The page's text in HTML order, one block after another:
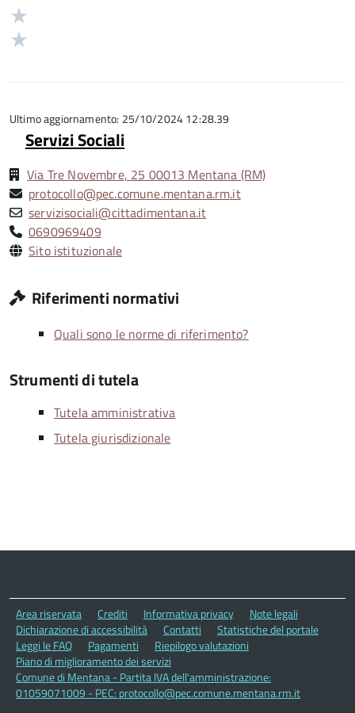
5
Ultimo aggiornamento: 25/10/2024 12:28.39
Servizi Sociali
Via Tre Novembre, 25 00013 Mentana (RM)
protocollo@pec.comune.mentana.rm.it
servizisociali@cittadimentana.it
0690969409
Sito istituzionale
Riferimenti normativi
Quali sono le norme di riferimento?
Strumenti di tutela
Tutela amministrativa
Tutela giurisdizionale
Area riservata Crediti Informativa privacy
Note legali
Dichiarazione di accessibilità
Contatti
Statistiche del portale
Leggi le FAQ
Pagamenti
Riepilogo valutazioni
Piano di miglioramento dei servizi
Comune di Mentana - Partita IVA dell'amministrazione:
01059071009 - PEC: protocollo@pec.comune.mentana.rm.it